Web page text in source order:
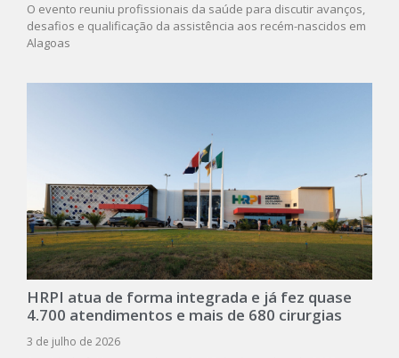
O evento reuniu profissionais da saúde para discutir avanços,
desafios e qualificação da assistência aos recém-nascidos em
Alagoas
HRPI atua de forma integrada e já fez quase
4.700 atendimentos e mais de 680 cirurgias
3 de julho de 2026